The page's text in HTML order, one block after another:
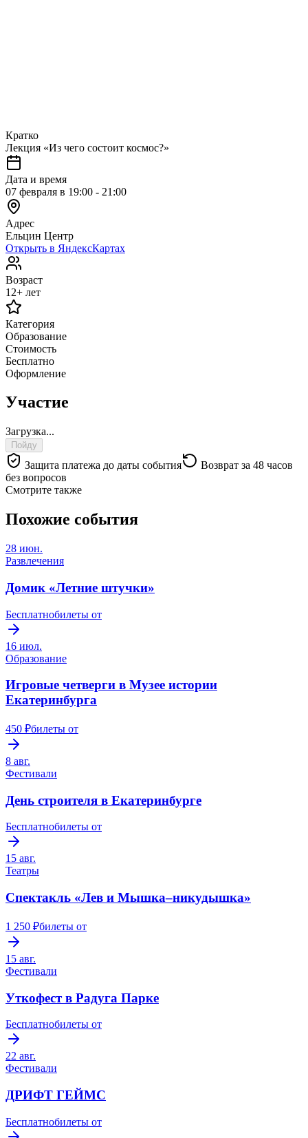
Кратко
Лекция «Из чего состоит космос?»
Дата и время
07 февраля в 19:00 - 21:00
Адрес
Ельцин Центр
Открыть в ЯндексКартах
Возраст
12+ лет
Категория
Образование
Стоимость
Бесплатно
Оформление
Участие
Загрузка...
Пойду
Защита платежа до даты события
Возврат за 48 часов
без вопросов
Смотрите также
Похожие события
28 июн.
Развлечения
Домик «Летние штучки»
Бесплатнобилеты от
16 июл.
Образование
Игровые четверги в Музее истории
Екатеринбурга
450 ₽билеты от
8 авг.
Фестивали
День строителя в Екатеринбурге
Бесплатнобилеты от
15 авг.
Театры
Спектакль «Лев и Мышка–никудышка»
1 250 ₽билеты от
15 авг.
Фестивали
Уткофест в Радуга Парке
Бесплатнобилеты от
22 авг.
Фестивали
ДРИФТ ГЕЙМС
Бесплатнобилеты от